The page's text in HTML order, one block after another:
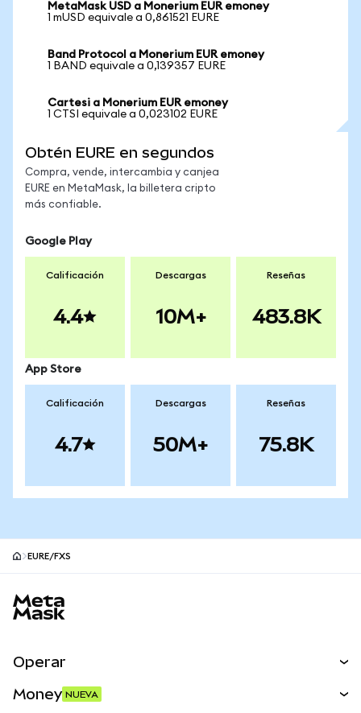
MetaMask USD a Monerium EUR emoney
1 mUSD equivale a 0,861521 EURE
Band Protocol a Monerium EUR emoney
1 BAND equivale a 0,139357 EURE
Cartesi a Monerium EUR emoney
1 CTSI equivale a 0,023102 EURE
Obtén EURE en segundos
Compra, vende, intercambia y canjea
EURE en MetaMask, la billetera cripto
más confiable.
Google Play
Calificación
4.4
Descargas
10M+
Reseñas
483.8K
App Store
Calificación
4.7
Descargas
50M+
Reseñas
75.8K
EURE/FXS
Operar
Money NUEVA